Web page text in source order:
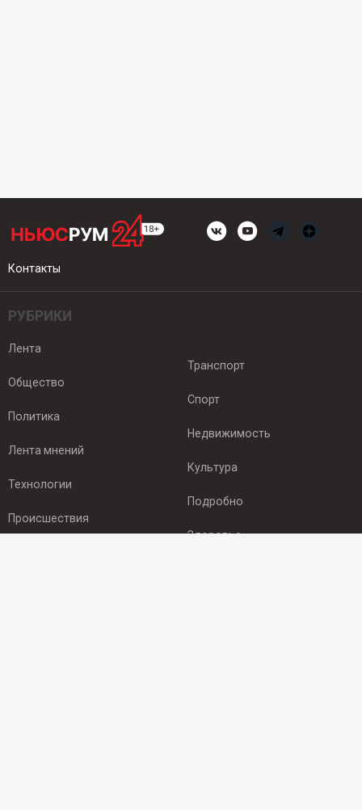
Контакты
РУБРИКИ
Лента
Общество
Политика
Лента мнений
Технологии
Происшествия
Транспорт
Спорт
Недвижимость
Культура
Подробно
Здоровье